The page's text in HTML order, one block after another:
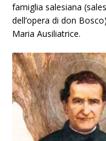
famiglia salesiana
dell’opera di don
Maria Ausiliatrice.